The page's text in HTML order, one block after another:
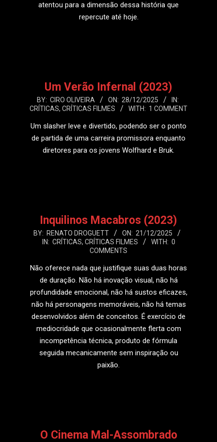
atentou para a dimensão dessa história que
repercute até hoje.
Um Verão Infernal (2023)
2025-
12-
28
BY: CIRO OLIVEIRA ON: 28/12/2025
IN:
CRÍTICAS, CRÍTICAS FILMES WITH: 1 COMMENT
Um slasher leve e divertido, podendo ser o ponto
de partida de uma carreira promissora enquanto
diretores para os jovens Wolfhard e Bruk.
Inquilinos Macabros (2023)
2025-
BY: RENATO DROGUETT ON: 21/12/2025
IN: CRÍTICAS, CRÍTICAS FILMES WITH: 0
COMMENTS
Não oferece nada que justifique suas duas horas
de duração. Não há inovação visual, não há
profundidade emocional, não há sustos eficazes,
não há personagens memoráveis, não há temas
desenvolvidos além de conceitos. É exercício de
mediocridade que ocasionalmente flerta com
incompetência técnica, produto de fórmula
seguida mecanicamente sem inspiração ou
paixão.
O Cinema Mal-Assombrado